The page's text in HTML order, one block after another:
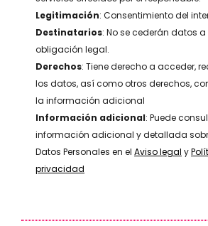
Legitimación: Consentimiento del
Destinatarios: No se cederán datos
obligación legal.
Derechos: Tiene derecho a acceder,
los datos, así como otros derechos,
la información adicional
Información adicional: Puede
información adicional y detallada
Datos Personales en el Aviso legal y
privacidad